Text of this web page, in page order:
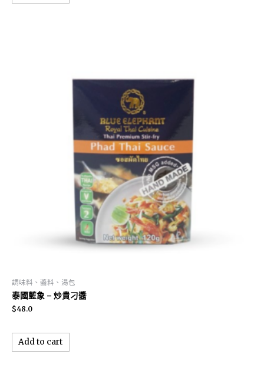
調味料、醬料、湯包
泰國藍象 – 炒貴刁醬
$48.0
Add to cart